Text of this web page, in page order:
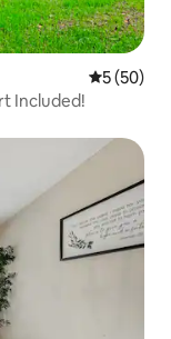
5 (50)
Included!